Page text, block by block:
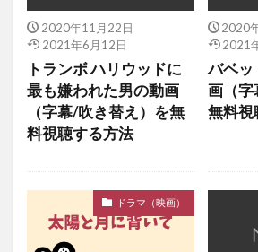
2020年11月22日
2021年6月12日
トランボ ハリウッドに
最も嫌われた男の動画
（字幕/吹き替え）を無
料視聴する方法
2020
2021
バベッ
画（字
無料視
ドラマ（映画）